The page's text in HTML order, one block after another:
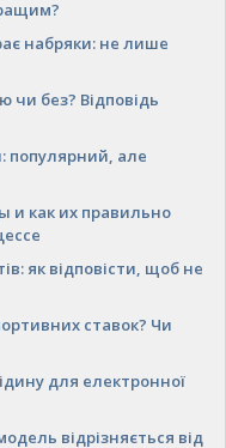
набряки: не лише
чи без? Відповідь
популярний, але
и как их правильно
як відповісти, щоб не
ставок? Чи
для електронної
відрізняється від